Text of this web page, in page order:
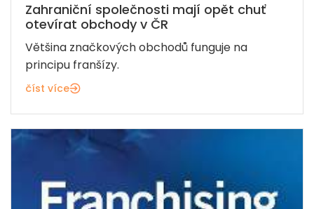
Zahraniční společnosti mají opět chuť
otevírat obchody v ČR
Většina značkových obchodů funguje na
principu franšízy.
číst více